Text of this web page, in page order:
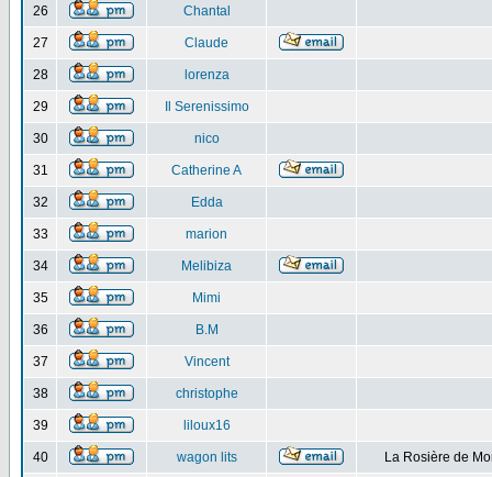
26 Chantal
27 Claude
28 lorenza
29 Il Serenissimo
30 nico
31 Catherine A
32 Edda
33 marion
34 Melibiza
35 Mimi
36 B.M
37 Vincent
38 christophe
39 liloux16
40 wagon lits La Rosière de